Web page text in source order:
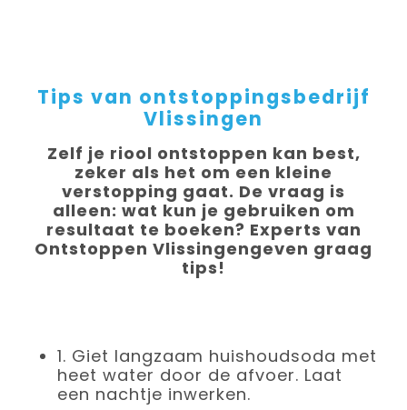
Tips van ontstoppingsbedrijf
Vlissingen
Zelf je riool ontstoppen kan best,
zeker als het om een kleine
verstopping gaat. De vraag is
alleen: wat kun je gebruiken om
resultaat te boeken? Experts van
Ontstoppen Vlissingengeven graag
tips!
1. Giet langzaam huishoudsoda met
heet water door de afvoer. Laat
een nachtje inwerken.